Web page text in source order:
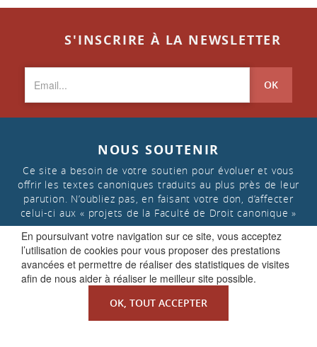
En poursuivant votre navigation sur ce site, vous acceptez
l’utilisation de cookies pour vous proposer des prestations
avancées et permettre de réaliser des statistiques de visites
afin de nous aider à réaliser le meilleur site possible.
OK, TOUT ACCEPTER
S'INSCRIRE À LA NEWSLETTER
OK
NOUS SOUTENIR
Ce site a besoin de votre soutien pour évoluer et vous
offrir les textes canoniques traduits au plus près de leur
parution. N’oubliez pas, en faisant votre don, d’affecter
celui-ci aux « projets de la Faculté de Droit canonique »
FAIRE UN DON